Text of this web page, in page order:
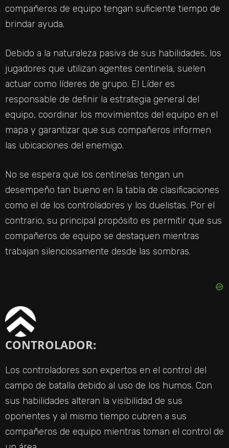
compañeros de equipo tengan suficiente tiempo de
brindar ayuda.
Debido a la naturaleza pasiva de sus habilidades, los
jugadores que utilizan agentes centinela, suelen
actuar como líderes de grupo. El Líder es
responsable de definir la estrategia general del
equipo, coordinar los movimientos del equipo en el
mapa y garantizar que sus compañeros informen
las ubicaciones del enemigo.
No se espera que los centinelas tengan un
desempeño tan bueno en la tabla de clasificaciones
como el de los controladores y los duelistas. Por el
contrario, su principal propósito es permitir que sus
compañeros de equipo se destaquen mientras
trabajan silenciosamente desde las sombras.
CONTROLADOR:
Los controladores son expertos en el control del
campo de batalla debido al uso de los humos. Con
sus habilidades alteran la visibilidad de sus
oponentes y al mismo tiempo cubren a sus
compañeros de equipo mientras toman el control de